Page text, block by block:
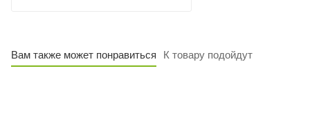
Вам также может понравиться К товару подойдут